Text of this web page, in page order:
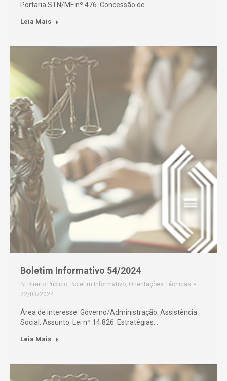
Portaria STN/MF nº 476. Concessão de…
Leia Mais
Boletim Informativo 54/2024
BI Direito Público, Boletim Informativo, Orientações Técnicas
22/03/2024
Área de interesse: Governo/Administração. Assistência
Social. Assunto: Lei nº 14.826. Estratégias…
Leia Mais